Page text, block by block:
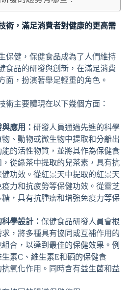
術，滿足消費者對健康的更高需
保健，保健食品成為了人們維持
食品的研發與創新，在滿足消費
面，扮演著舉足輕重的角色。
術主要體現在以下幾個方面：
應用： 研發人員通過先進的科學
、動物或微生物中提取和分離出
的活性物質，並將其作為保健食
從綠茶中提取的兒茶素，具有抗
功效。從紅景天中提取的紅景天
力和抗疲勞等保健功效。從靈芝
，具有抗腫瘤和增強免疫力等保
學設計： 保健食品研發人員會根
，將多種具有協同或互補作用的
合，以達到最佳的保健效果。例
素C、維生素E和硒的保健食
氧化作用。同時含有益生菌和益